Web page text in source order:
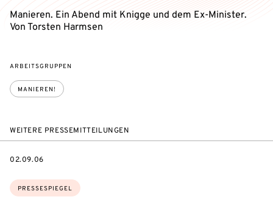
Manieren. Ein Abend mit Knigge und dem Ex-Minister.
Von Torsten Harmsen
ARBEITSGRUPPEN
MANIEREN!
WEITERE PRESSEMITTEILUNGEN
Themen:
PRESSESPIEGEL
DATE
02.09.06